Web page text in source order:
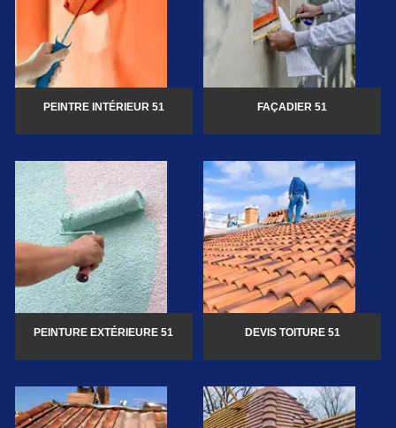
PEINTRE INTÉRIEUR 51 FAÇADIER 51
PEINTURE EXTÉRIEURE 51 DEVIS TOITURE 51